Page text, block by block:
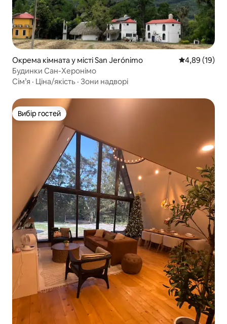
Окрема кімната у місті San Jerónimo Середня
4,89 (19)
Будинки Сан-Херонімо
Сім’я · Ціна/якість · Зони надворі
Вибір гостей
Вибір гостей